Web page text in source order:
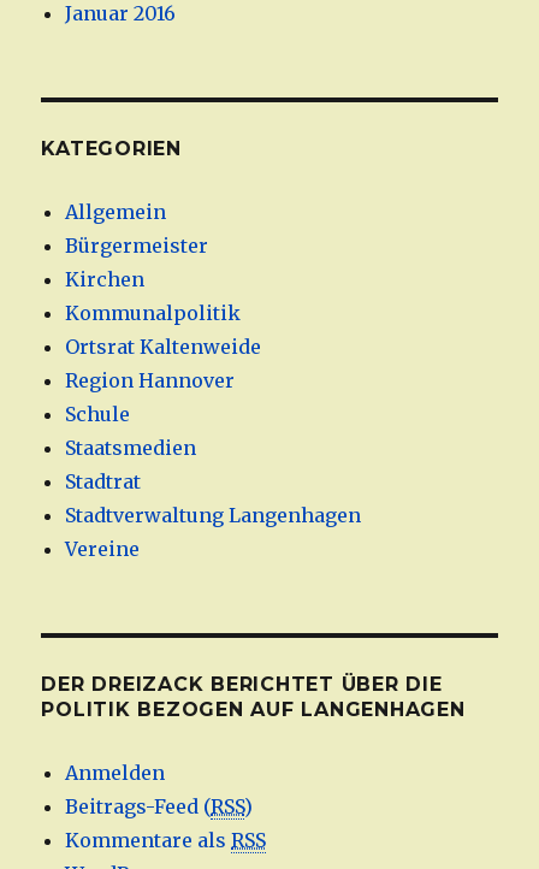
Januar 2016
KATEGORIEN
Allgemein
Bürgermeister
Kirchen
Kommunalpolitik
Ortsrat Kaltenweide
Region Hannover
Schule
Staatsmedien
Stadtrat
Stadtverwaltung Langenhagen
Vereine
DER DREIZACK BERICHTET ÜBER DIE
POLITIK BEZOGEN AUF LANGENHAGEN
Anmelden
Beitrags-Feed (RSS)
Kommentare alsRSS